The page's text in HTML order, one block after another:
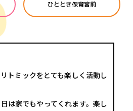
ひととき保育宮前
トミックをとても楽しく活動し
は家でもやってくれます。楽し